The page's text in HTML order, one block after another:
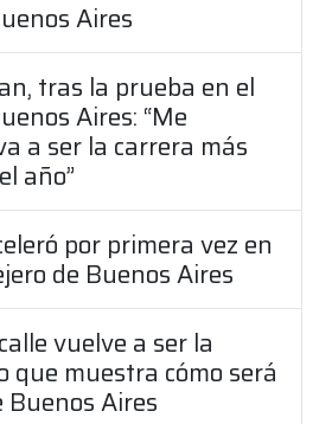
Aires
tras la prueba en el
Aires: “Me
a ser la carrera más
año”
por primera vez en
de Buenos Aires
vuelve a ser la
que muestra cómo será
Buenos Aires